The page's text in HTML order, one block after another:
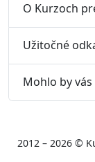
O Kurzoch
Užitočné
Mohlo by
2012 – 2026 ©